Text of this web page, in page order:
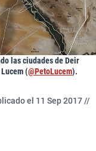
las ciudades de Deir
(@PetoLucem).
el 11 Sep 2017 //